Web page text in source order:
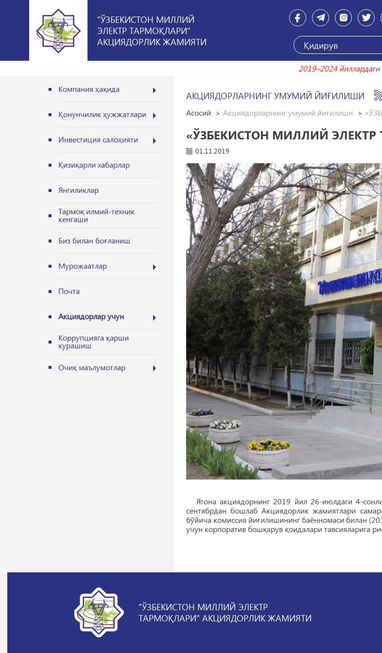
"ЎЗБЕКИСТОН МИЛЛИЙ
ЭЛЕКТР ТАРМОҚЛАРИ"
АКЦИЯДОРЛИК ЖАМИЯТИ
2019–2024
Компания ҳақида
Қонунчилик ҳужжатлари
Инвестиция салоҳияти
Қизиқарли хабарлар
Янгиликлар
Тармоқ илмий-техник
кенгаши
Биз билан боғланиш
Мурожаатлар
Почта
Акциядорлар учун
Коррупцияга қарши
курашиш
Очиқ маълумотлар
АКЦИЯДОРЛАРНИНГ УМУМИЙ ЙИҒИЛИШИ
Асосий Акциядорларнинг умумий йиғилиши
«ЎЗБЕКИСТОН МИЛЛИЙ
01.11.2019
Ягона акциядорнинг 2019 йил 26-июлдаги 4-
сентябрдан бошлаб Акциядорлик жамиятлари
бўйича комиссия йиғилишининг баённомаси билан
учун корпоратив бошқарув қоидалари тавсияларига
"ЎЗБЕКИСТОН МИЛЛИЙ ЭЛЕКТР
ТАРМОҚЛАРИ" АКЦИЯДОРЛИК ЖАМИЯТИ